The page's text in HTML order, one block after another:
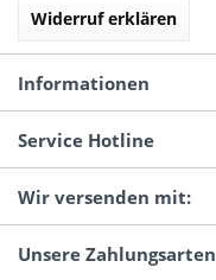
Widerruf erklären
Informationen
Service Hotline
Wir versenden mit:
Unsere Zahlungsarten